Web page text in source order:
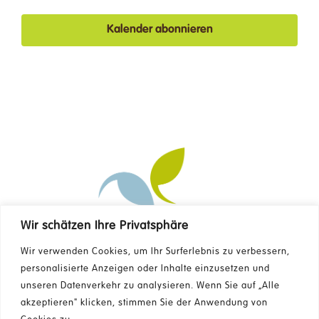
Wir schätzen Ihre Privatsphäre
Wir verwenden Cookies, um Ihr Surferlebnis zu verbessern,
personalisierte Anzeigen oder Inhalte einzusetzen und
unseren Datenverkehr zu analysieren. Wenn Sie auf „Alle
akzeptieren" klicken, stimmen Sie der Anwendung von
Kalender abonnieren
Kontakt
FAQ